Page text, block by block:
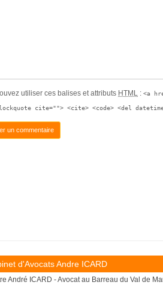
utiliser ces balises et attributs HTML : <a
cite=""> <cite> <code> <del
d'Avocats Andre ICARD
André ICARD - Avocat au Barreau du Val de